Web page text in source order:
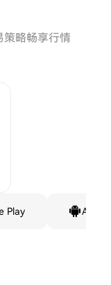
策略畅享行情
Play